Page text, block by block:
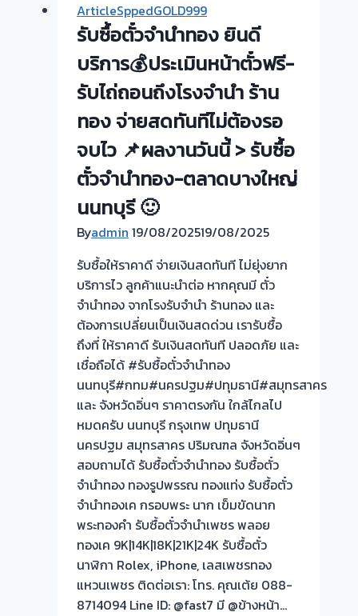
ทอง
ยินดี
บริการ
💰
รับ
ไถ่ถอน
โรง
จำนำ
ร้าน
ทอง
ประเมิน
หน้า
ตั๋ว
ฟรี
จ่าย
สด
ทันที
ไม่
ต้อง
รอ
จบไว
📌
ผล
งาน
วัน
นี➡️รับ
ซื้อ
ตั๋ว
จำนำ
ArticleSppedGOLD999
รับซื้อตั๋วจำนำทอง ยินดี
บริการ💰ประเมินหน้าตั๋วฟรี-
รับไถ่ถอนถึงโรงจำนำ ร้าน
ทอง จ่ายสดทันทีไม่ต้องรอ
จบไว 📌ผลงานวันนี้ > รับซื้อ
ตั๋วจำนำทอง-ตลาดบางใหญ่
นนทบุรี 🙂
Byadmin 19/08/202519/08/2025
รับซื้อให้ราคาดี จ่ายเงินสดทันที ไม่ยุ่งยาก
บริการไว ลูกค้าแนะนำต่อ หากคุณมี ตั๋ว
จำนำทอง จากโรงรับจำนำ ร้านทอง และ
ต้องการเปลี่ยนเป็นเงินสดด่วน เรารับซื้อ
ถึงที่ ให้ราคาดี รับเงินสดทันที ปลอดภัย และ
เชื่อถือได้ #รับซื้อตั๋วจำนำทอง
นนทบุรี#กทม#นครปฐม#ปทุมธานี#สมุทรสาคร
และ จังหวัดอิ่นๆ ราคาตรงกัน ใกล้ไกลไป
หมดครับ นนทบุรี กรุงเทพ ปทุมธานี
นครปฐม สมุทรสาคร ปริมณฑล จังหวัดอิ่นๆ
สอบถามได้ รับซื้อตั๋วจำนำทอง รับซื้อตั๋ว
จำนำทอง ทองรูปพรรณ ทองแท่ง รับซื้อตั๋ว
จำนำทองเค กรอบพระ นาก เข็มขัดนาก
พระทองคำ รับซื้อตั๋วจำนำเพชร พลอย
ทองเค 9K|14K|18K|21K|24K รับซื้อตั๋ว
นาฬิกา Rolex, iPhone, เลสเพชรทอง
แหวนเพชร ติดต่อเรา: โทร. คุณเต้ย 088-
8714094 Line ID: @fast7 มี @ข้างหน้า…